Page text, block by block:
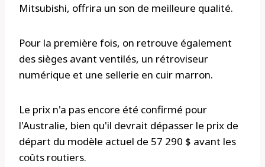
Mitsubishi, offrira un son de meilleure qualité.
Pour la première fois, on retrouve également
des sièges avant ventilés, un rétroviseur
numérique et une sellerie en cuir marron.
Le prix n'a pas encore été confirmé pour
l'Australie, bien qu'il devrait dépasser le prix de
départ du modèle actuel de 57 290 $ avant les
coûts routiers.